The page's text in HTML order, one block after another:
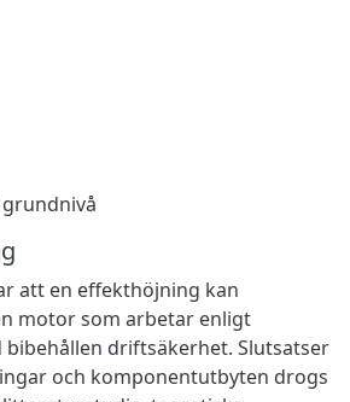
att en effekthöjning kan
motor som arbetar enligt
driftsäkerhet. Slutsatser
och komponentutbyten drogs